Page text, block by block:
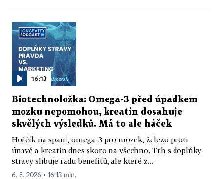
16:13
Biotechnoložka: Omega-3 před úpadkem
mozku nepomohou, kreatin dosahuje
skvělých výsledků. Má to ale háček
Hořčík na spaní, omega-3 pro mozek, železo proti
únavě a kreatin dnes skoro na všechno. Trh s doplňky
stravy slibuje řadu benefitů, ale které z...
6. 8. 2026 ▪ 16:13 min.